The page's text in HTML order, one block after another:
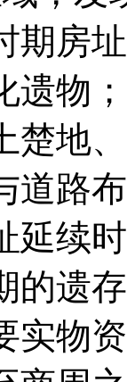
期房
遗物
楚地
道路
延续
的遗
实物